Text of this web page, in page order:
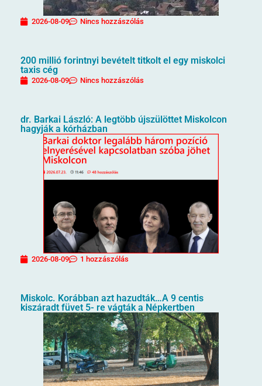
2026-08-09 Nincs hozzászólás
200 millió forintnyi bevételt titkolt el egy miskolci
taxis cég
2026-08-09 Nincs hozzászólás
dr. Barkai László: A legtöbb újszülöttet Miskolcon
hagyják a kórházban
2026-08-09 1 hozzászólás
Miskolc. Korábban azt hazudták…A 9 centis
kiszáradt füvet 5- re vágták a Népkertben